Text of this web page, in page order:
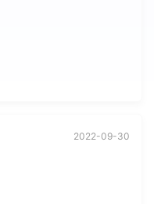
2022-09-30